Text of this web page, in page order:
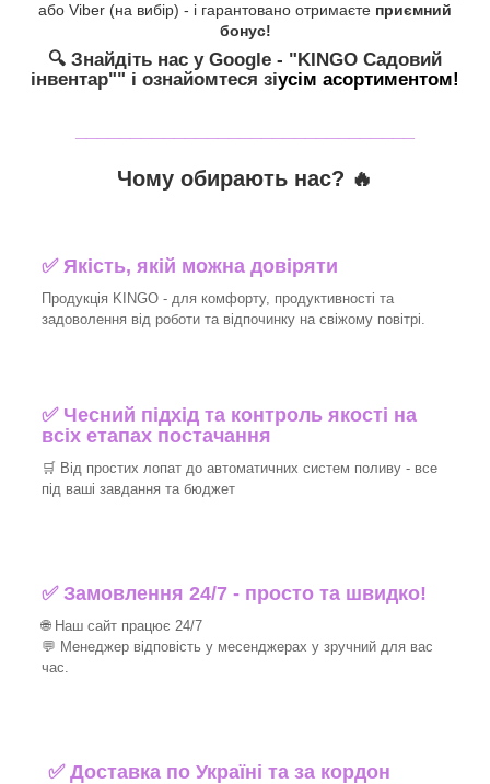
або Viber (на вибір) - і гарантовано отримаєте приємний
бонус!
🔍 Знайдіть нас у Google - "KINGO Садовий
інвентар"" і ознайомтеся зіусім асортиментом!
Чому обирають нас? 🔥
✅ Якість, якій можна довіряти
Продукція KINGO - для комфорту, продуктивності та
задоволення від роботи та відпочинку на свіжому повітрі.
✅ Чесний підхід та контроль якості на
всіх етапах постачання
🛒 Від простих лопат до автоматичних систем поливу - все
під ваші завдання та бюджет
✅ Замовлення 24/7 - просто та швидко!
🌐 Наш сайт працює 24/7
💬 Менеджер відповість у месенджерах у зручний для вас
час.
✅Доставка по Україні та за кордон